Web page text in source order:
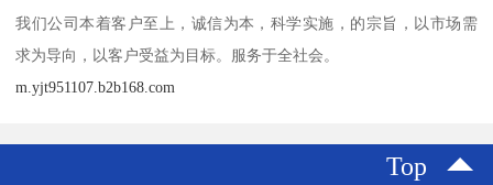
我们公司本着客户至上，诚信为本，科学实施，的宗旨，以市场需
求为导向，以客户受益为目标。服务于全社会。
m.yjt951107.b2b168.com
Top